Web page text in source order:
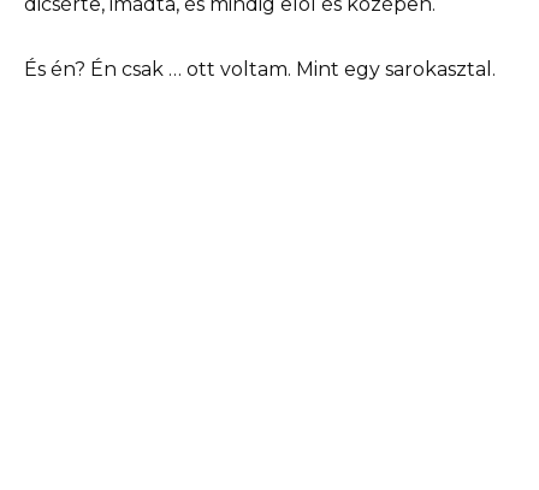
És én? Én csak … ott voltam. Mint egy sarokasztal.